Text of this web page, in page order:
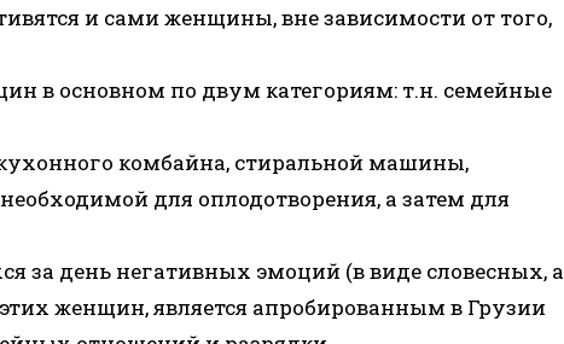
и сами женщины, вне зависимости от того,
в основном по двум категориям: т.н. семейные
комбайна, стиральной машины,
для оплодотворения, а затем для
за день негативных эмоций (в виде словесных, а
женщин, является апробированным в Грузии